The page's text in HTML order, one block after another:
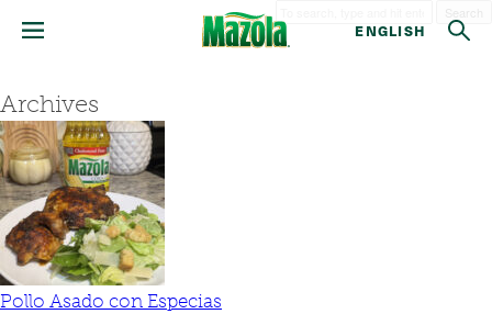
ENGLISH
Archives
Pollo Asado con Especias